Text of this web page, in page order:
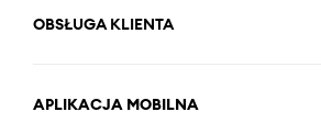
OBSŁUGA KLIENTA
APLIKACJA MOBILNA